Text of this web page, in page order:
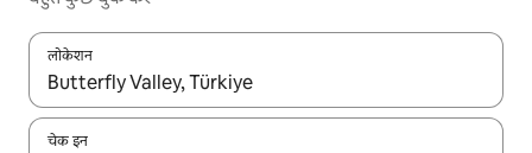
लोकेशन
नतीजों के उपलब्ध होने पर, अप और डाउन 'ऐरो की' का इस्तेमाल करके नेविगेट
चेक इन